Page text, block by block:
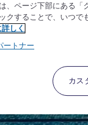
、ページ下部にある「
クすることで、いつで
しく
ートナー
カス